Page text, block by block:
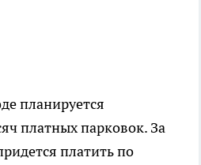
планируется
платных парковок. За
платить по